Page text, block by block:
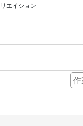
エイション